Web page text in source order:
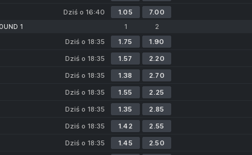
Dziś o 16:40 1.05 7.00
1 1 2
Dziś o 18:35 1.75
1.90
Dziś o 18:35 1.57
2.20
Dziś o 18:35 1.38
2.70
Dziś o 18:35 1.55
2.25
Dziś o 18:35 1.35
2.85
Dziś o 18:35 1.42
2.55
Dziś o 18:35 1.45
2.50